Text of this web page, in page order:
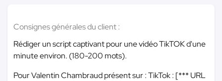
Consignes générales du client :
Rédiger un script captivant pour une vidéo TikTOK d'une
minute environ. (180-200 mots).
Pour Valentin Chambraud présent sur : TikTok : [*** URL